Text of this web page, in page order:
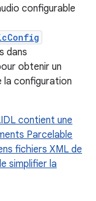
configurable
dans
obtenir un
la configuration
contient une
Parcelable
fichiers XML de
simplifier la